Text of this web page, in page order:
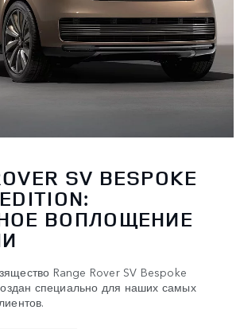
SV BESPOKE
ВОПЛОЩЕНИЕ
Range Rover SV Bespoke
специально для наших самых